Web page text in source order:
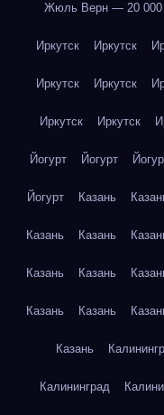
Жюль Верн — 20 000
Иркутск Иркутск
Иркутск Иркутск
Иркутск Иркутск
Йогурт Йогурт
Йогурт Казань
Казань Казань
Казань Казань
Казань Казань
Казань
Калининград